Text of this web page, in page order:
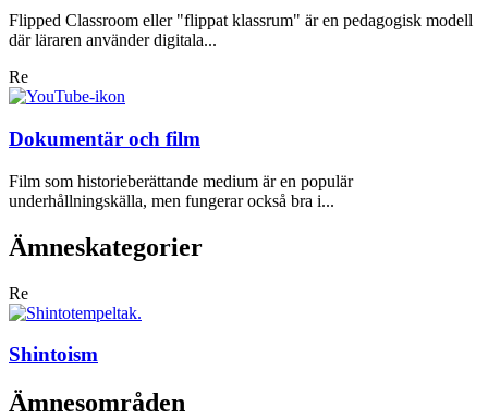
Flipped Classroom eller "flippat klassrum" är en pedagogisk modell
där läraren använder digitala...
Re
Dokumentär och film
Film som historieberättande medium är en populär
underhållningskälla, men fungerar också bra i...
Ämneskategorier
Re
Shintoism
Ämnesområden